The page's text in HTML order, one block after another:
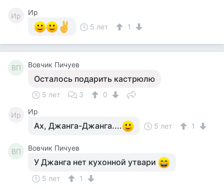
Ир
Ир
5 лет
1
ВП Вовчик Пичуев
Осталось подарить кастрюлю
5 лет 3 0
Ир Ир
Ах, Джанга-Джанга.... 5 лет 1
ВП Вовчик Пичуев
У Джанга нет кухонной утвари
5 лет 1